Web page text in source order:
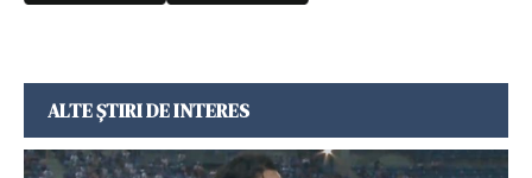
ALTE ȘTIRI DE INTERES